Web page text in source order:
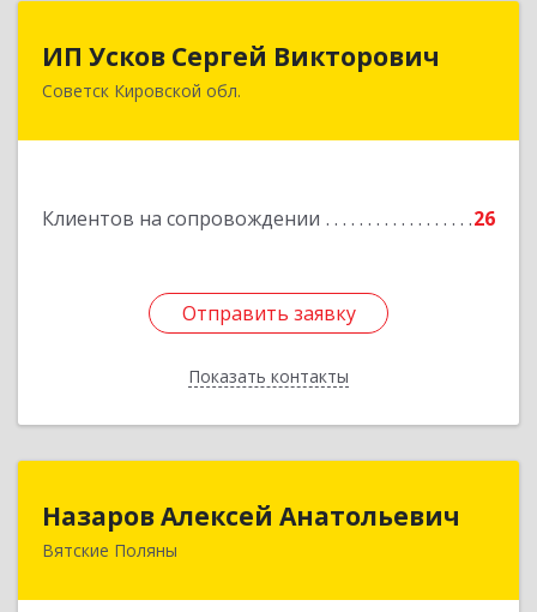
ИП Усков Сергей Викторович
Советск Кировской обл.
Клиентов на сопровождении 26
Отправить заявку
Показать контакты
ИП Усков Сергей Викторович
613340, Кировская обл, Советск г, Дружбы ул,
Отправить заявку
Назад
Назаров Алексей Анатольевич
Вятские Поляны
Назаров Алексей Анатольевич
612964,Кировская обл,город Вятские Поляны